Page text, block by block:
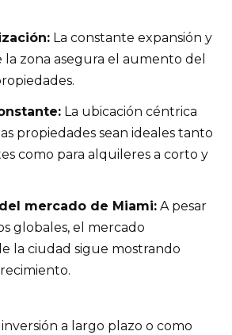
La constante expansión y
zona asegura el aumento del
La ubicación céntrica
propiedades sean ideales tanto
como para alquileres a corto y
mercado de Miami: A pesar
globales, el mercado
la ciudad sigue mostrando
a largo plazo o como